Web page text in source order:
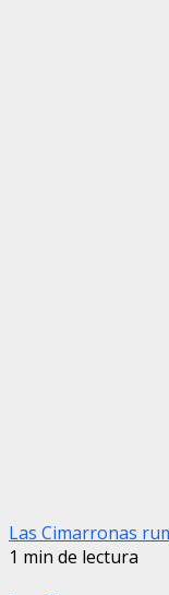
Las Cimarronas
1 min de lectura